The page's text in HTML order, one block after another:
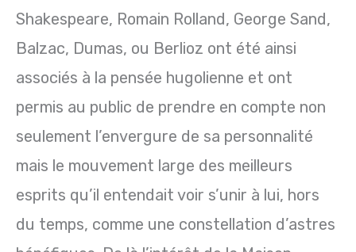
Shakespeare, Romain Rolland, George Sand,
Balzac, Dumas, ou Berlioz ont été ainsi
associés à la pensée hugolienne et ont
permis au public de prendre en compte non
seulement l’envergure de sa personnalité
mais le mouvement large des meilleurs
esprits qu’il entendait voir s’unir à lui, hors
du temps, comme une constellation d’astres